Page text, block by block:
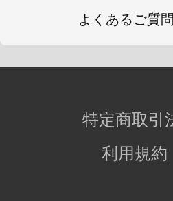
よくあるご質問
特定商取引
利用規約